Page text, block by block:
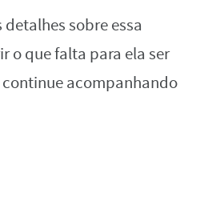
sobre essa
o que falta para ela ser
acompanhando